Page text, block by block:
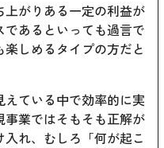
がりある一定の利益が
あるといっても過言で
しめるタイプの方だと
ている中で効率的に実
業ではそもそも正解が
れ、むしろ「何が起こ